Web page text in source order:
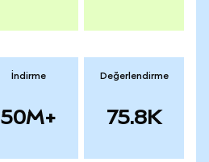
İndirme
50M+
Değerlendirme
75.8K